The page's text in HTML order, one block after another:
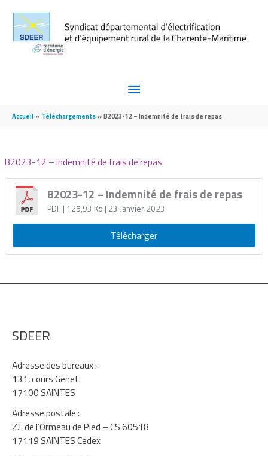
MENU
PRINCIPAL
Accueil Téléchargements B2023-12 – Indemnité de frais de repas
B2023-12 – Indemnité de frais de repas
B2023-12 – Indemnité de frais de repas
PDF| 125,93 Ko | 23 Janvier 2023
Télécharger
SDEER
Adresse des bureaux :
131, cours Genet
17100 SAINTES
Adresse postale :
Z.I. de l’Ormeau de Pied – CS 60518
17119 SAINTES Cedex